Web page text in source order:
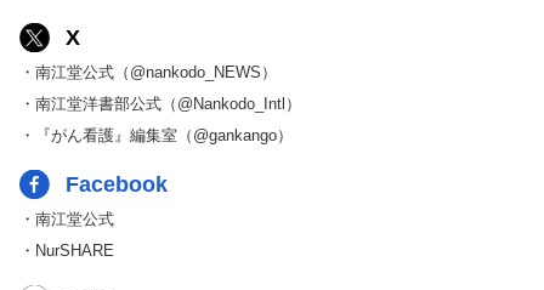
X
・南江堂公式（@nankodo_NEWS）
・南江堂洋書部公式（@Nankodo_Intl）
・『がん看護』編集室（@gankango）
Facebook
・南江堂公式
・NurSHARE